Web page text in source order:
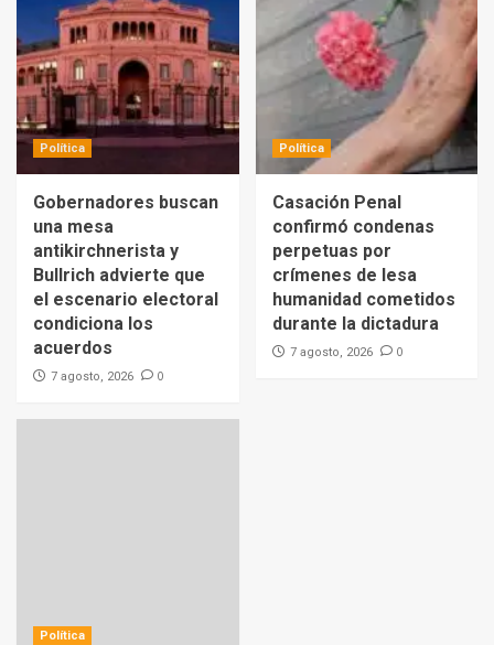
Política
Gobernadores buscan
una mesa
antikirchnerista y
Bullrich advierte que
el escenario electoral
condiciona los
acuerdos
7 agosto, 2026 0
Política
Casación Penal
confirmó condenas
perpetuas por
crímenes de lesa
humanidad cometidos
durante la dictadura
7 agosto, 2026 0
Política